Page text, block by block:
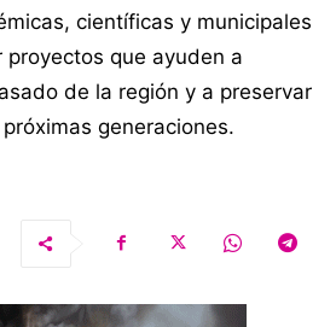
científicas y municipales
que ayuden a
de la región y a preservar
generaciones.